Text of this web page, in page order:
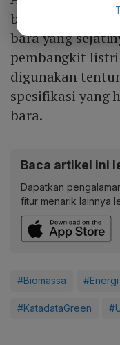
biomassa
bara yang
pembangkit
digunakan
spesifikasi yang
bara.
Baca artikel ini
Dapatkan
fitur menarik lainnya
#Biomassa
#KatadataGreen